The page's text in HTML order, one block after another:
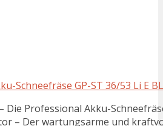
Schneefräse GP-ST 36/53 Li E
Die Professional Akku-
– Der wartungsarme und